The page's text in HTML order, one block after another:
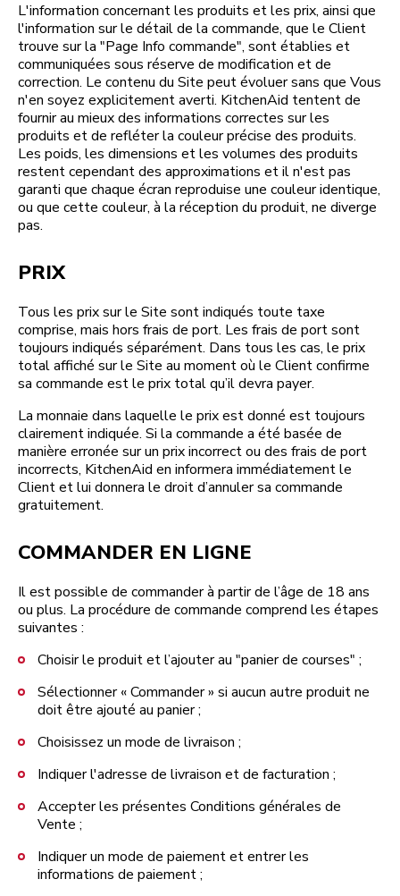
L'information concernant les produits et les prix, ainsi que
l'information sur le détail de la commande, que le Client
trouve sur la "Page Info commande", sont établies et
communiquées sous réserve de modification et de
correction. Le contenu du Site peut évoluer sans que Vous
n'en soyez explicitement averti. KitchenAid tentent de
fournir au mieux des informations correctes sur les
produits et de refléter la couleur précise des produits.
Les poids, les dimensions et les volumes des produits
restent cependant des approximations et il n'est pas
garanti que chaque écran reproduise une couleur identique,
ou que cette couleur, à la réception du produit, ne diverge
pas.
PRIX
Tous les prix sur le Site sont indiqués toute taxe
comprise, mais hors frais de port. Les frais de port sont
toujours indiqués séparément. Dans tous les cas, le prix
total affiché sur le Site au moment où le Client confirme
sa commande est le prix total qu’il devra payer.
La monnaie dans laquelle le prix est donné est toujours
clairement indiquée. Si la commande a été basée de
manière erronée sur un prix incorrect ou des frais de port
incorrects, KitchenAid en informera immédiatement le
Client et lui donnera le droit d’annuler sa commande
gratuitement.
COMMANDER EN LIGNE
Il est possible de commander à partir de l’âge de 18 ans
ou plus. La procédure de commande comprend les étapes
suivantes :
Choisir le produit et l’ajouter au "panier de courses" ;
Sélectionner « Commander » si aucun autre produit ne
doit être ajouté au panier ;
Choisissez un mode de livraison ;
Indiquer l'adresse de livraison et de facturation ;
Accepter les présentes Conditions générales de
Vente ;
Indiquer un mode de paiement et entrer les
informations de paiement ;